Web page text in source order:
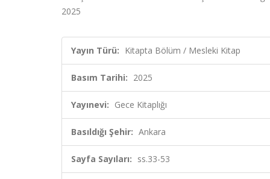
2025
Yayın Türü: Kitapta Bölüm / Mesleki Kitap
Basım Tarihi: 2025
Yayınevi: Gece Kitaplığı
Basıldığı Şehir: Ankara
Sayfa Sayıları: ss.33-53